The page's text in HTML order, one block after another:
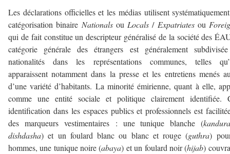
Les déclarations officielles et les médias utilisent
catégorisation binaire Nationals ou Locals/ Expatriates ou
qui de fait constitue un descripteur généralisé de la société des
catégorie générale des étrangers est généralement
nationalités dans les représentations communes, telles
apparaissent notamment dans la presse et les entretiens menés
d’une variété d’habitants. La minorité émirienne, quant à elle,
comme une entité sociale et politique clairement identifiée.
identification dans les espaces publics et professionnels est
des marqueurs vestimentaires : une tunique blanche (
dishdasha) et un foulard blanc ou blanc et rouge (guthra)
hommes, une tunique noire (abaya) et un foulard noir (hijab)